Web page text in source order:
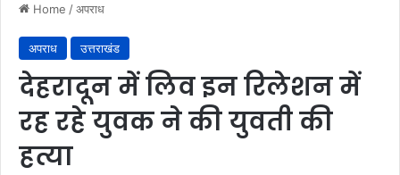
Home /अपराध
अपराध उत्तराखंड
देहरादून में लिव इन रिलेशन में
रह रहे युवक ने की युवती की
हत्या